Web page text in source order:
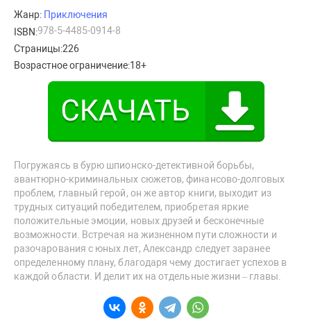
Жанр: Приключения
ISBN:978-5-4485-0914-8
Страницы:226
Возрастное ограничение:18+
Погружаясь в бурю шпионско-детективной борьбы,
авантюрно-криминальных сюжетов, финансово-долговых
проблем, главный герой, он же автор книги, выходит из
трудных ситуаций победителем, приобретая яркие
положительные эмоции, новых друзей и бесконечные
возможности. Встречая на жизненном пути сложности и
разочарования с юных лет, Александр следует заранее
определенному плану, благодаря чему достигает успехов в
каждой области. И делит их на отдельные жизни – главы.